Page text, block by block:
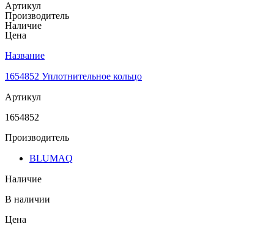
Артикул
Производитель
Наличие
Цена
Название
1654852 Уплотнительное кольцо
Артикул
1654852
Производитель
BLUMAQ
Наличие
В наличии
Цена